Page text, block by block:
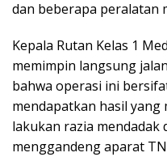
dan beberapa peralatan
Kepala Rutan Kelas 1
memimpin langsung
bahwa operasi ini
mendapatkan hasil yang
lakukan razia mendadak
menggandeng aparat